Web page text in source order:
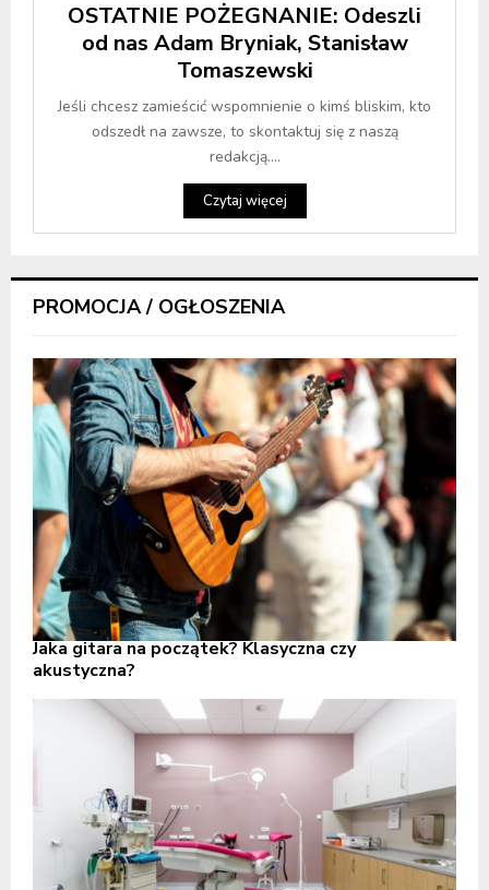
OSTATNIE POŻEGNANIE: Odeszli
od nas Adam Bryniak, Stanisław
Tomaszewski
Jeśli chcesz zamieścić wspomnienie o kimś bliskim, kto
odszedł na zawsze, to skontaktuj się z naszą
redakcją....
Czytaj więcej
PROMOCJA / OGŁOSZENIA
Jaka gitara na początek? Klasyczna czy
akustyczna?